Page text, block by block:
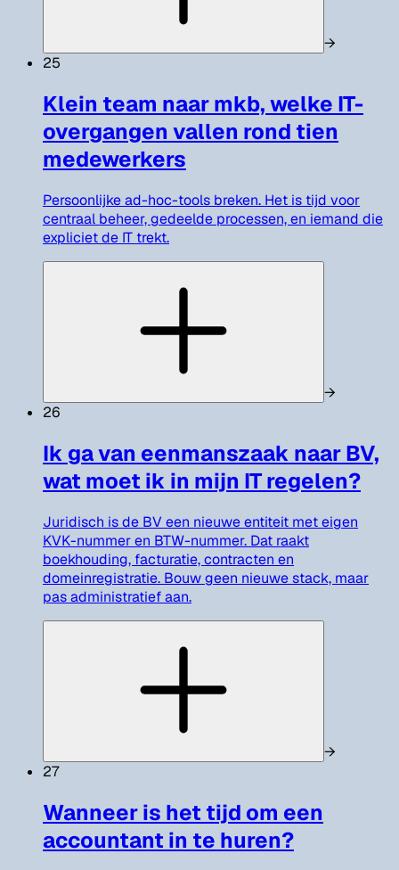
→
25
Klein team naar mkb, welke IT-
overgangen vallen rond tien
medewerkers
Persoonlijke ad-hoc-tools breken. Het is tijd voor
centraal beheer, gedeelde processen, en iemand die
expliciet de IT trekt.
→
26
Ik ga van eenmanszaak naar BV,
wat moet ik in mijn IT regelen?
Juridisch is de BV een nieuwe entiteit met eigen
KVK-nummer en BTW-nummer. Dat raakt
boekhouding, facturatie, contracten en
domeinregistratie. Bouw geen nieuwe stack, maar
pas administratief aan.
→
27
Wanneer is het tijd om een
accountant in te huren?